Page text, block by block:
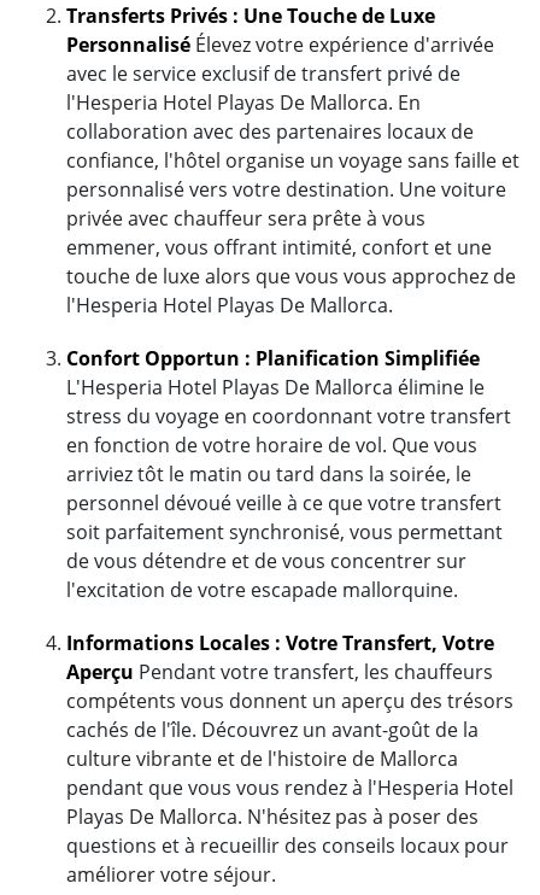
Transferts Privés : Une Touche de Luxe
Personnalisé Élevez votre expérience d'arrivée
avec le service exclusif de transfert privé de
l'Hesperia Hotel Playas De Mallorca. En
collaboration avec des partenaires locaux de
confiance, l'hôtel organise un voyage sans faille et
personnalisé vers votre destination. Une voiture
privée avec chauffeur sera prête à vous
emmener, vous offrant intimité, confort et une
touche de luxe alors que vous vous approchez de
l'Hesperia Hotel Playas De Mallorca.
Confort Opportun : Planification Simplifiée
L'Hesperia Hotel Playas De Mallorca élimine le
stress du voyage en coordonnant votre transfert
en fonction de votre horaire de vol. Que vous
arriviez tôt le matin ou tard dans la soirée, le
personnel dévoué veille à ce que votre transfert
soit parfaitement synchronisé, vous permettant
de vous détendre et de vous concentrer sur
l'excitation de votre escapade mallorquine.
Informations Locales : Votre Transfert, Votre
Aperçu Pendant votre transfert, les chauffeurs
compétents vous donnent un aperçu des trésors
cachés de l'île. Découvrez un avant-goût de la
culture vibrante et de l'histoire de Mallorca
pendant que vous vous rendez à l'Hesperia Hotel
Playas De Mallorca. N'hésitez pas à poser des
questions et à recueillir des conseils locaux pour
améliorer votre séjour.